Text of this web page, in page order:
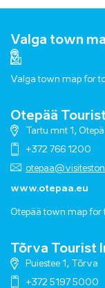
Valga town
Valga town map for
Otepää
Tartu mnt 1,
+372 766 1200
www.otepaa.eu
Otepää town map for
Tõrva Tourist
Puiestee 1, Tõrva
+372 5197 5000